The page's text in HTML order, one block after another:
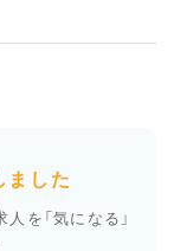
ました
人を 「気になる」